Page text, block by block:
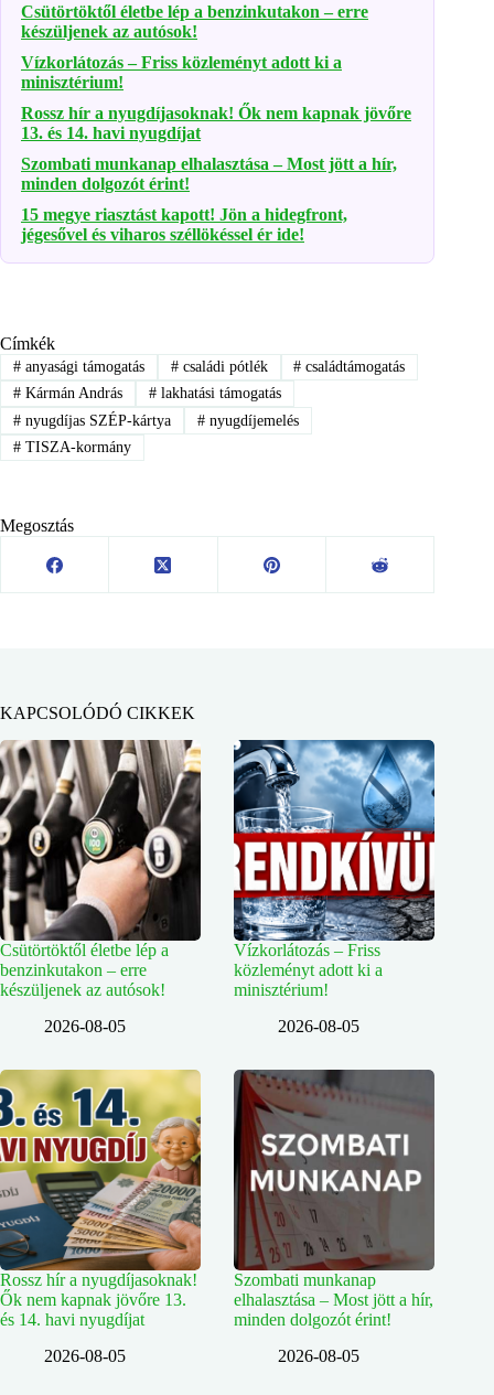
Csütörtöktől életbe lép a benzinkutakon – erre
készüljenek az autósok!
Vízkorlátozás – Friss közleményt adott ki a
minisztérium!
Rossz hír a nyugdíjasoknak! Ők nem kapnak jövőre
13. és 14. havi nyugdíjat
Szombati munkanap elhalasztása – Most jött a hír,
minden dolgozót érint!
15 megye riasztást kapott! Jön a hidegfront,
jégesővel és viharos széllökéssel ér ide!
Címkék
#anyasági támogatás #családi pótlék # családtámogatás
#Kármán András #lakhatási támogatás
#nyugdíjas SZÉP-kártya #nyugdíjemelés
#TISZA-kormány
Megosztás
KAPCSOLÓDÓ CIKKEK
Csütörtöktől életbe lép a
benzinkutakon – erre
készüljenek az autósok!
2026-08-05
Vízkorlátozás – Friss
közleményt adott ki a
minisztérium!
2026-08-05
Rossz hír a nyugdíjasoknak!
Ők nem kapnak jövőre 13.
és 14. havi nyugdíjat
2026-08-05
Szombati munkanap
elhalasztása – Most jött a hír,
minden dolgozót érint!
2026-08-05